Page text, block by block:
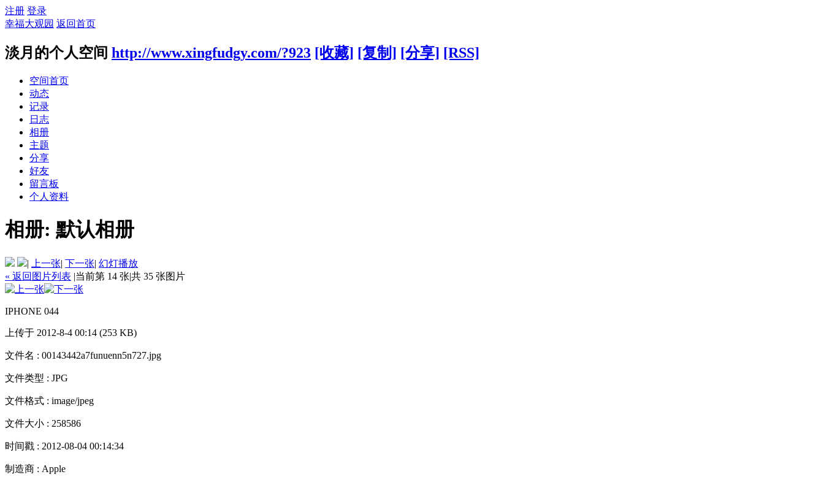
注册 登录
幸福大观园 返回首页
淡月的个人空间 http://www.xingfudgy.com/?923 [收藏] [复制] [分享] [RSS]
空间首页
动态
记录
日志
相册
主题
分享
好友
留言板
个人资料
相册: 默认相册
| 上一张| 下一张| 幻灯播放
« 返回图片列表 |当前第 14 张|共 35 张图片
IPHONE 044
上传于 2012-8-4 00:14 (253 KB)
文件名 : 00143442a7funuenn5n727.jpg
文件类型 : JPG
文件格式 : image/jpeg
文件大小 : 258586
时间戳 : 2012-08-04 00:14:34
制造商 : Apple